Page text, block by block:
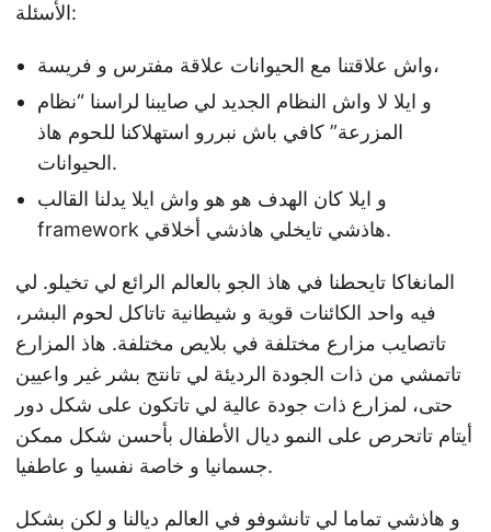
الأسئلة:
واش علاقتنا مع الحيوانات علاقة مفترس و فريسة،
و ايلا لا واش النظام الجديد لي صايبنا لراسنا “نظام
المزرعة” كافي باش نبررو استهلاكنا للحوم هاذ
الحيوانات.
و ايلا كان الهدف هو هو واش ايلا يدلنا القالب
framework هاذشي تايخلي هاذشي أخلاقي.
المانغاكا تايحطنا في هاذ الجو بالعالم الرائع لي تخيلو. لي
فيه واحد الكائنات قوية و شيطانية تاتاكل لحوم البشر،
تاتصايب مزارع مختلفة في بلايص مختلفة. هاذ المزارع
تاتمشي من ذات الجودة الرديئة لي تانتج بشر غير واعيين
حتى، لمزارع ذات جودة عالية لي تاتكون على شكل دور
أيتام تاتحرص على النمو ديال الأطفال بأحسن شكل ممكن
جسمانيا و خاصة نفسيا و عاطفيا.
و هاذشي تماما لي تانشوفو في العالم ديالنا و لكن بشكل